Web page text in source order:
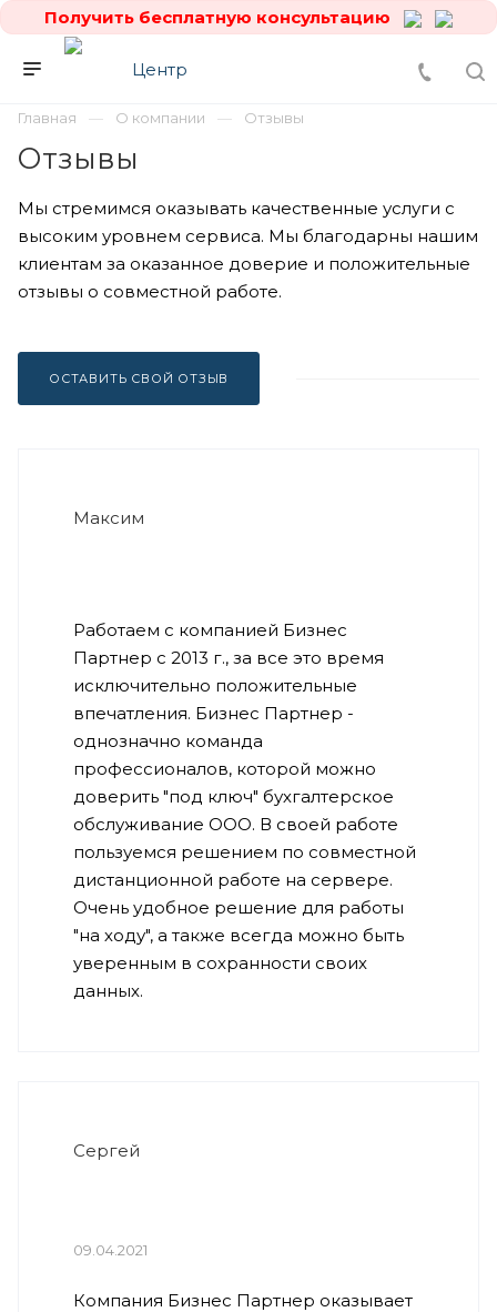
Получить бесплатную консультацию
Главная О компании Отзывы
Отзывы
Мы стремимся оказывать качественные услуги с
высоким уровнем сервиса. Мы благодарны нашим
клиентам за оказанное доверие и положительные
отзывы о совместной работе.
ОСТАВИТЬ СВОЙ ОТЗЫВ
Максим
Работаем с компанией Бизнес
Партнер с 2013 г., за все это время
исключительно положительные
впечатления. Бизнес Партнер -
однозначно команда
профессионалов, которой можно
доверить "под ключ" бухгалтерское
обслуживание ООО. В своей работе
пользуемся решением по совместной
дистанционной работе на сервере.
Очень удобное решение для работы
"на ходу", а также всегда можно быть
уверенным в сохранности своих
данных.
Сергей
09.04.2021
Компания Бизнес Партнер оказывает